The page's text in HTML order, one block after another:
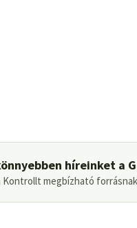
híreinket a
Kontrollt megbízható